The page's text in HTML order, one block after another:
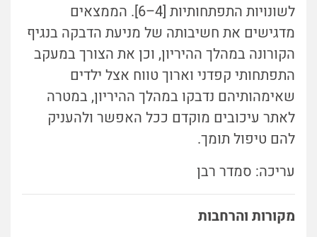
לשונויות התפתחותיות [4–6]. הממצאים
מדגישים את חשיבותה של מניעת הדבקה בנגיף
הקורונה במהלך ההיריון, וכן את הצורך במעקב
התפתחותי קפדני וארוך טווח אצל ילדים
שאימהותיהם נדבקו במהלך ההיריון, במטרה
לאתר עיכובים מוקדם ככל האפשר ולהעניק
להם טיפול תומך.
עריכה: סמדר רבן
מקורות והרחבות